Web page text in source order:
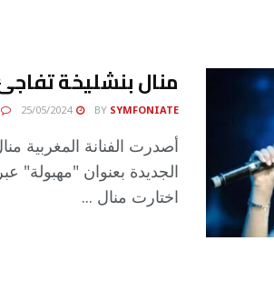
منال بنشليخة
BY SYMFONIATE
25/05/2024
أصدرت الفنانة المغربية
الجديدة بعنوان "مهبولة"
اختارت منال ...